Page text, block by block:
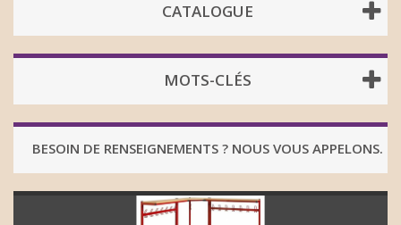
CATALOGUE
MOTS-CLÉS
BESOIN DE RENSEIGNEMENTS ? NOUS VOUS APPELONS.